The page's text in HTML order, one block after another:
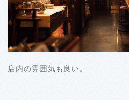
店内の雰囲気も良い。